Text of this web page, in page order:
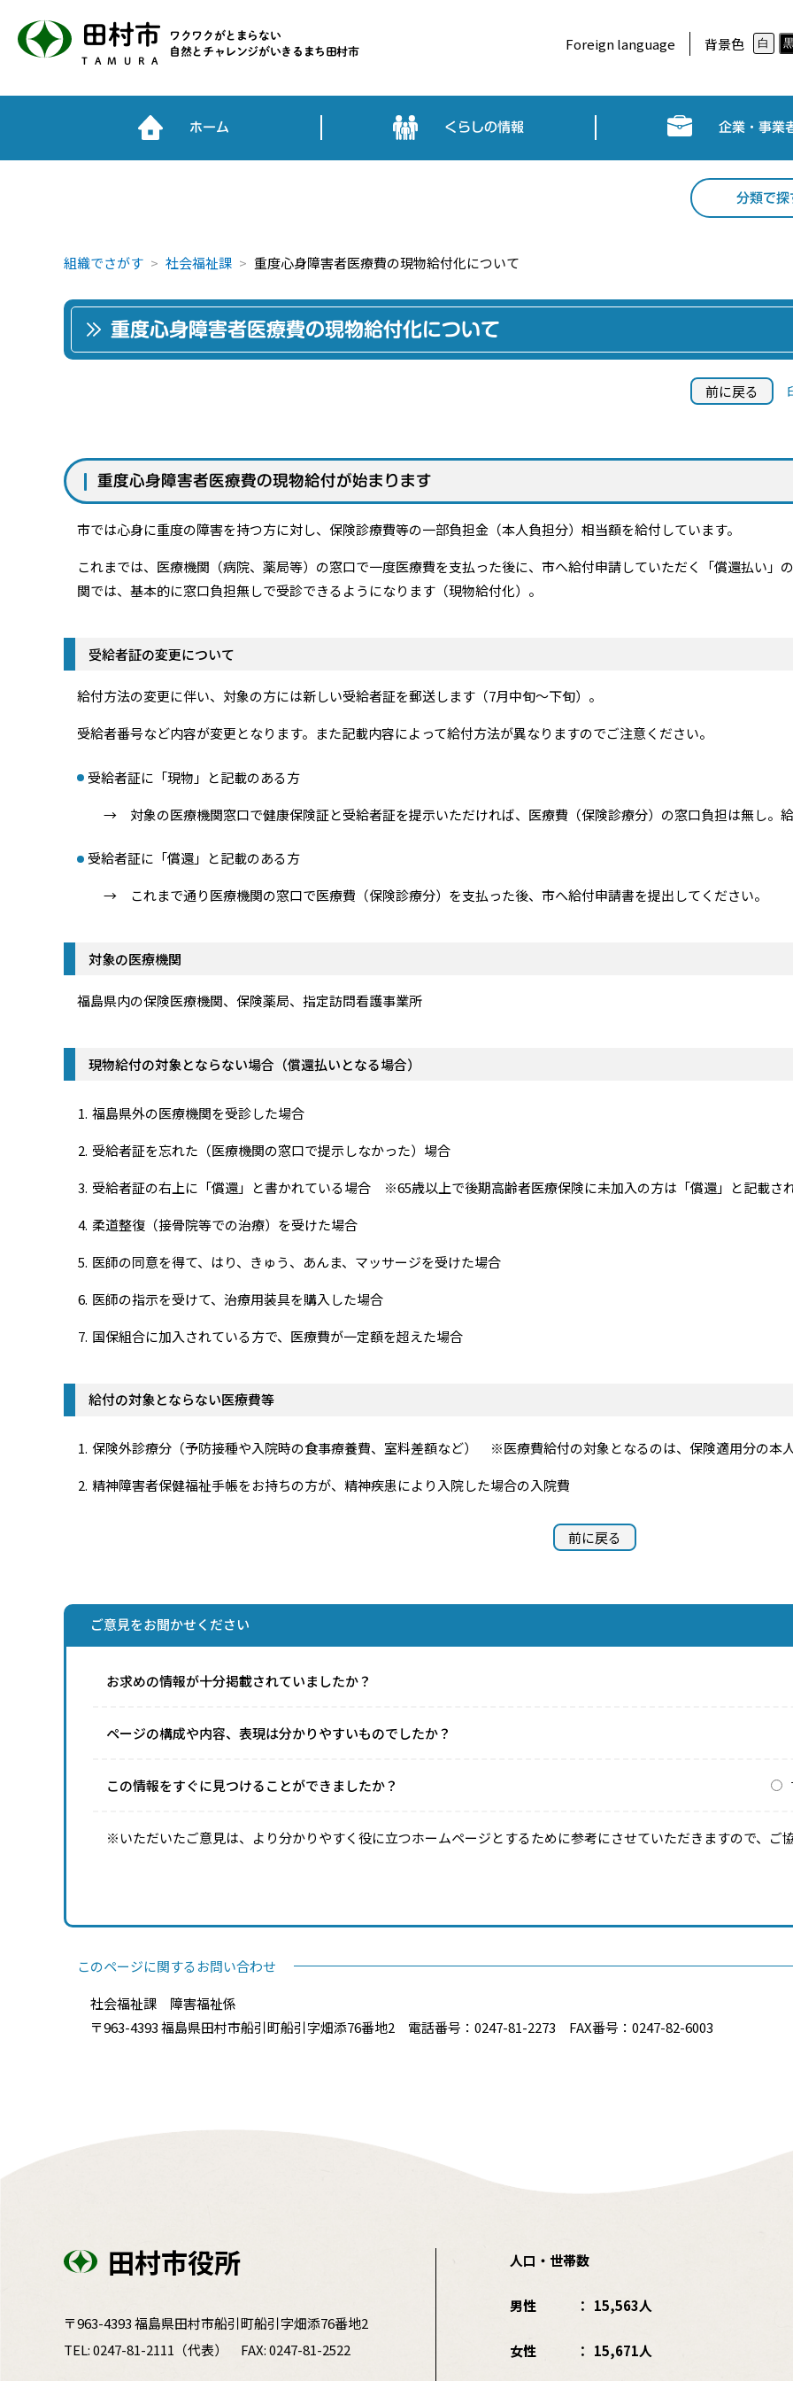
田村市
TAMURA
ワクワクがとまらない
自然とチャレンジがいきるまち田村市
Foreign language 背景色 白
ホーム くらしの情報 企業・事業
分類で探
組織でさがす 社会福祉課 重度心身障害者医療費の現物給付化について
重度心身障害者医療費の現物給付化について
前に戻る
重度心身障害者医療費の現物給付が始まります
市では心身に重度の障害を持つ方に対し、保険診療費等の一部負担金（本人負担分）相当額を給付しています。
これまでは、医療機関（病院、薬局等）の窓口で一度医療費を支払った後に、市へ給付申請していただく「償還払い」
関では、基本的に窓口負担無しで受診できるようになります（現物給付化）。
受給者証の変更について
給付方法の変更に伴い、対象の方には新しい受給者証を郵送します（7月中旬～下旬）。
受給者番号など内容が変更となります。また記載内容によって給付方法が異なりますのでご注意ください。
受給者証に「現物」と記載のある方
→ 対象の医療機関窓口で健康保険証と受給者証を提示いただければ、医療費（保険診療分）の窓口負担は無し。給
受給者証に「償還」と記載のある方
→ これまで通り医療機関の窓口で医療費（保険診療分）を支払った後、市へ給付申請書を提出してください。
対象の医療機関
福島県内の保険医療機関、保険薬局、指定訪問看護事業所
現物給付の対象とならない場合（償還払いとなる場合）
福島県外の医療機関を受診した場合
受給者証を忘れた（医療機関の窓口で提示しなかった）場合
受給者証の右上に「償還」と書かれている場合 ※65歳以上で後期高齢者医療保険に未加入の方は「償還」と記載され
柔道整復（接骨院等での治療）を受けた場合
医師の同意を得て、はり、きゅう、あんま、マッサージを受けた場合
医師の指示を受けて、治療用装具を購入した場合
国保組合に加入されている方で、医療費が一定額を超えた場合
給付の対象とならない医療費等
保険外診療分（予防接種や入院時の食事療養費、室料差額など） ※医療費給付の対象となるのは、保険適用分の本人
精神障害者保健福祉手帳をお持ちの方が、精神疾患により入院した場合の入院費
前に戻る
ご意見をお聞かせください
お求めの情報が十分掲載されていましたか？
ページの構成や内容、表現は分かりやすいものでしたか？
この情報をすぐに見つけることができましたか？
※いただいたご意見は、より分かりやすく役に立つホームページとするために参考にさせていただきますので、ご
このページに関するお問い合わせ
社会福祉課 障害福祉係
〒963-4393 福島県田村市船引町船引字畑添76番地2 電話番号：0247-81-2273 FAX番号：0247-82-6003
田村市役所
〒963-4393 福島県田村市船引町船引字畑添76番地2
TEL:0247-81-2111 （代表） FAX: 0247-81-2522
人口・世帯数
男性 15,563人
女性 15,671人